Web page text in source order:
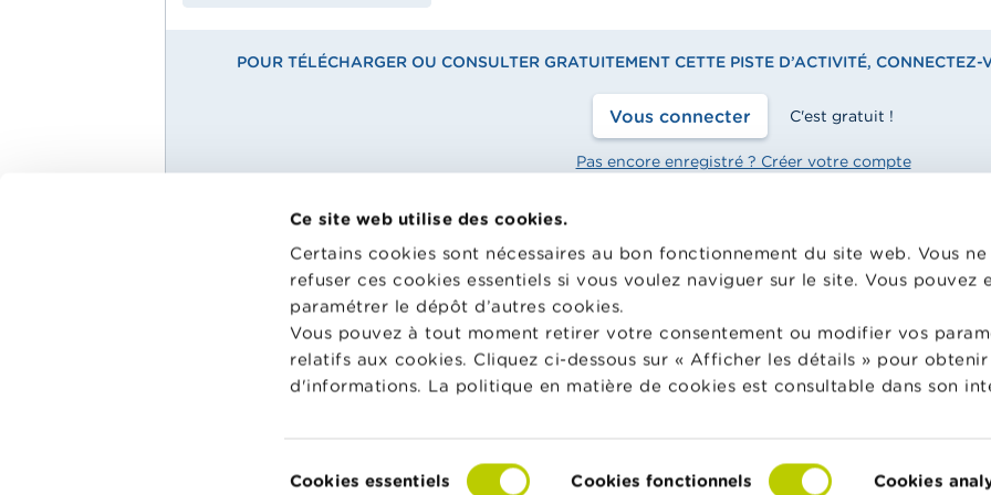
Ce site web utilise des cookies.
Certains cookies sont nécessaires au bon fonctionnement du site web. Vous
refuser ces cookies essentiels si vous voulez naviguer sur le site. Vous pouvez
paramétrer le dépôt d’autres cookies.
Vous pouvez à tout moment retirer votre consentement ou modifier vos
relatifs aux cookies. Cliquez ci-dessous sur « Afficher les détails » pour
d'informations. La politique en matière de cookies est consultable dans son
Cookies essentiels Cookies fonctionnels Cookies
POUR TÉLÉCHARGER OU CONSULTER GRATUITEMENT CETTE PISTE D’ACTIVITÉ,
Vous connecter C'est gratuit !
Pas encore enregistré ? Créer votre compte
Matériel pédagogique
Wikifin School met gratuitement à
disposition des enseignants du matériel
pédagogique varié et des formations pour
les aider à faire de l’éducation financière
et à la consommation responsable en
classe.
Wikifin.be est un site internet
Il met gratuitement à votre
une information
pratique. Il est sans aucun lien